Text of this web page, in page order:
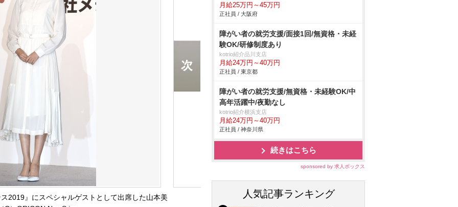
2019』にスペシャルゲストとして出席した山本美
月給25万円～45万円
正社員 / 大阪府
障がい者の就労支援/面接1回/無資格・未経
験OK/研修制度あり
kotrio紹介品川支店
月給24万円～40万円
正社員 / 東京都
障がい者の就労支援/無資格・未経験OK/中
高年活躍中/夜勤なし
kotrio紹介横浜支店
月給24万円～40万円
正社員 / 神奈川県
続きはこちら
sponsored by 求人ボックス
人気記事ランキング